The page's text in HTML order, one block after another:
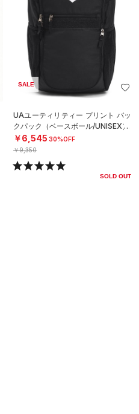
SALE
UAユーティリティー プリント バッ
クパック（ベースボール/UNISEX）
￥6,545 30%OFF
￥9,350
SOLD OUT